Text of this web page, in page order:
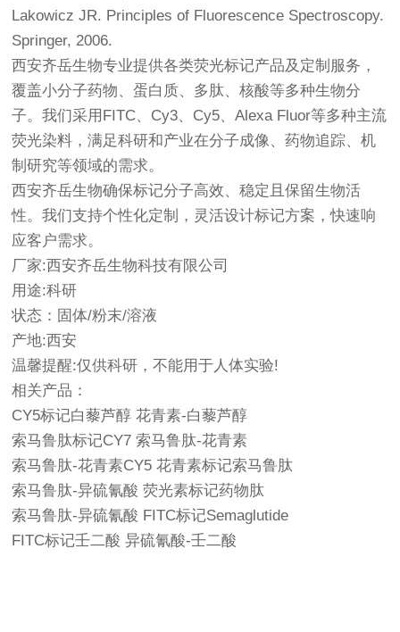
Lakowicz JR. Principles of Fluorescence Spectroscopy.
Springer, 2006.
西安齐岳生物专业提供各类荧光标记产品及定制服务，
覆盖小分子药物、蛋白质、多肽、核酸等多种生物分
子。我们采用FITC、Cy3、Cy5、Alexa Fluor等多种主流
荧光染料，满足科研和产业在分子成像、药物追踪、机
制研究等领域的需求。
西安齐岳生物确保标记分子高效、稳定且保留生物活
性。我们支持个性化定制，灵活设计标记方案，快速响
应客户需求。
厂家:西安齐岳生物科技有限公司
用途:科研
状态：固体/粉末/溶液
产地:西安
温馨提醒:仅供科研，不能用于人体实验!
相关产品：
CY5标记白藜芦醇 花青素-白藜芦醇
索马鲁肽标记CY7 索马鲁肽-花青素
索马鲁肽-花青素CY5 花青素标记索马鲁肽
索马鲁肽-异硫氰酸 荧光素标记药物肽
索马鲁肽-异硫氰酸 FITC标记Semaglutide
FITC标记壬二酸 异硫氰酸-壬二酸